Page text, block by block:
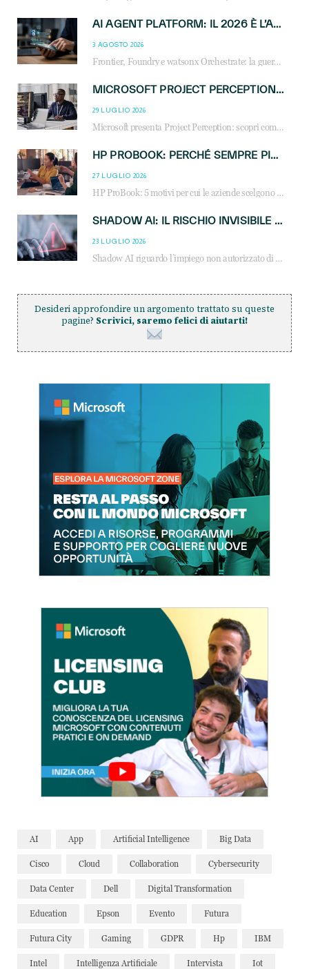
AI AGENT PLATFORM: IL 2026 È L’ANNO DEL «SISTEMA OPERATIVO» PER GLI AGENTI AZIENDALI
3 AGOSTO 2026
Frontier, Foundry e watsonx Orchestrate: la guerra delle piattaforme AI agent ridisegna il mercato IT. Cosa cambia per reseller, MSP e system integrator.
MICROSOFT PROJECT PERCEPTION: COME GLI AGENTI AI CAMBIERANNO SOC, CYBERSECURITY E SERVIZI MSP
29 LUGLIO 2026
Microsoft presenta Project Perception: scopri come gli agenti AI possono trasformare cybersecurity, SOC e servizi gestiti degli MSP.
HP PROBOOK: PERCHÉ SEMPRE PIÙ AZIENDE SCELGONO NOTEBOOK PROGETTATI PER IL LAVORO MODERNO
27 LUGLIO 2026
HP ProBook: 5 motivi per cui le aziende scelgono i notebook business HP per migliorare produttività, sicurezza e gestione dell’AI.
SHADOW AI: IL RISCHIO INVISIBILE CHE LE AZIENDE POSSONO GOVERNARE
23 LUGLIO 2026
Shadow AI riguardo l’impiego non autorizzato di sistemi AI all’interno dell’azienda. E’ una pratica che si diffonde a partire dai dipendenti fino ai dirigenti e mette a repentaglio la cybersecurity, con costi più elevati per le organizzazioni. Due recenti report illustrano il fenomeno e forniscono dati in merito
Desideri approfondire un argomento trattato su queste
pagine? Scrivici, saremo felici di aiutarti!
AI App Artificial Intelligence Big Data
Cisco Cloud Collaboration Cybersecurity
Data Center Dell Digital Transformation
Education Epson Evento Futura
Futura City Gaming GDPR Hp IBM
Intel Intelligenza Artificiale Intervista Iot